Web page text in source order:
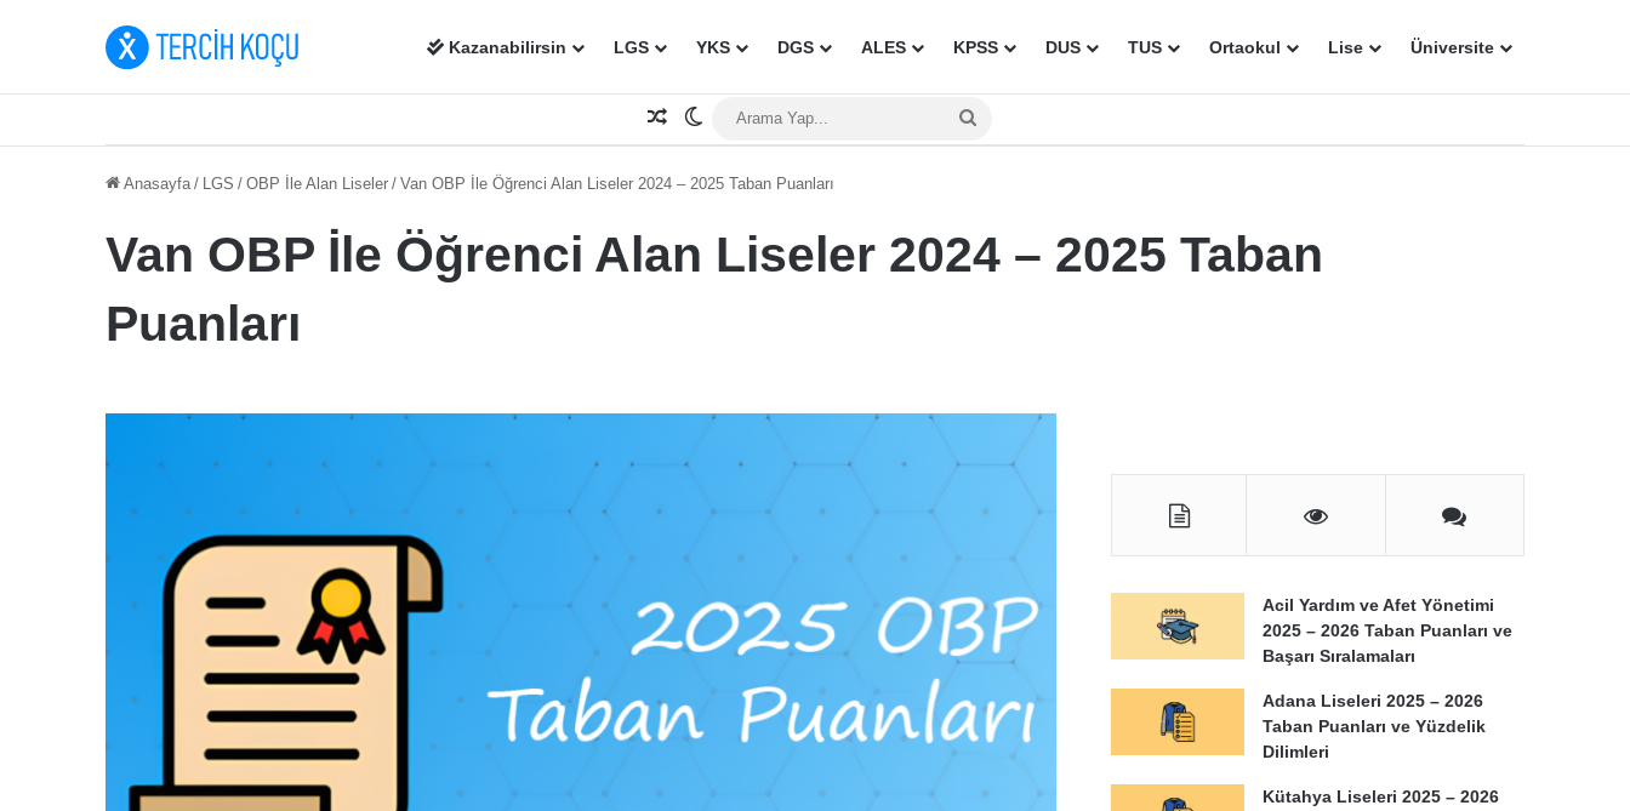
Kazanabilirsin LGS YKS DGS ALES KPSS DUS TUS Ortaokul Lise Üniversite
Rastgele Makale
Dış görünümü değiştir
Anasayfa / LGS / OBP İle Alan Liseler / Van OBP İle Öğrenci Alan Liseler 2024 – 2025 Taban Puanları
Van OBP İle Öğrenci Alan Liseler 2024 – 2025 Taban
Puanları
Acil Yardım ve Afet Yönetimi
2025 – 2026 Taban Puanları ve
Başarı Sıralamaları
Adana Liseleri 2025 – 2026
Taban Puanları ve Yüzdelik
Dilimleri
Kütahya Liseleri 2025 – 2026